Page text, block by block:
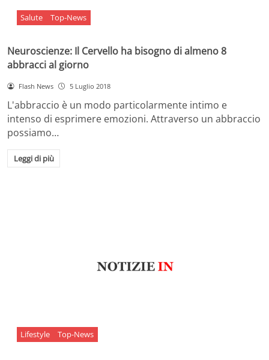
Salute Top-News
Neuroscienze: Il Cervello ha bisogno di almeno 8
abbracci al giorno
Flash News 5 Luglio 2018
L'abbraccio è un modo particolarmente intimo e
intenso di esprimere emozioni. Attraverso un abbraccio
possiamo…
Leggi di più
Lifestyle Top-News